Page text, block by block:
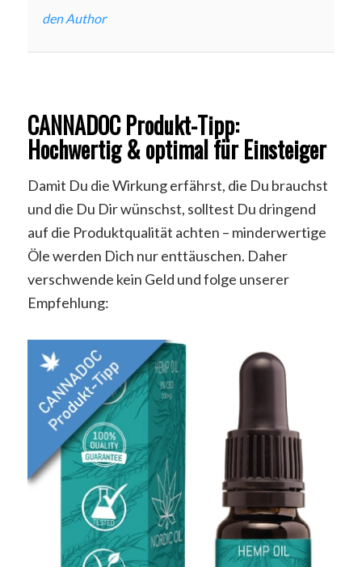
den Author
CANNADOC Produkt-Tipp:
Hochwertig & optimal für Einsteiger
Damit Du die Wirkung erfährst, die Du brauchst
und die Du Dir wünschst, solltest Du dringend
auf die Produktqualität achten – minderwertige
Öle werden Dich nur enttäuschen. Daher
verschwende kein Geld und folge unserer
Empfehlung: